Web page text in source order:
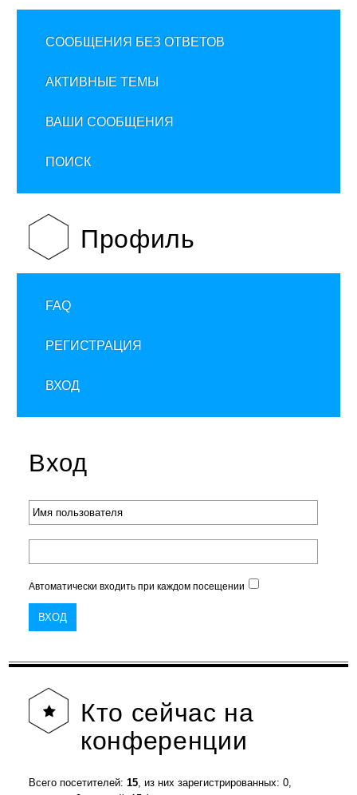
СООБЩЕНИЯ БЕЗ ОТВЕТОВ
АКТИВНЫЕ ТЕМЫ
ВАШИ СООБЩЕНИЯ
ПОИСК
Профиль
FAQ
РЕГИСТРАЦИЯ
ВХОД
Вход
Автоматически входить при каждом посещении
Кто сейчас на
конференции
Всего посетителей:15, из них зарегистрированных: 0,